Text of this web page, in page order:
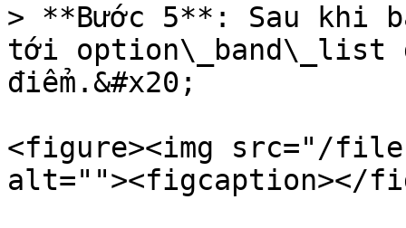
> **Bước 5**: Sau khi
tới option\_band\_list
điểm.&#x20;
<figure><img src="/
alt=""><figcaption></